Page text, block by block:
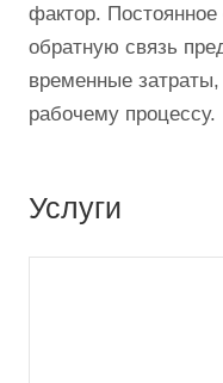
фактор.
обратную связь
временные
рабочему процессу.
Услуги